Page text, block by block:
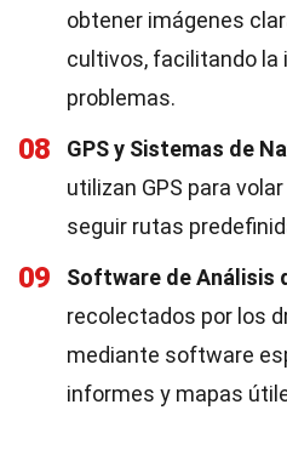
obtener imágenes
cultivos, facilitando la
problemas.
08 GPS y Sistemas de
utilizan GPS para
seguir rutas
09 Software de Análisis
recolectados por los
mediante software
informes y mapas